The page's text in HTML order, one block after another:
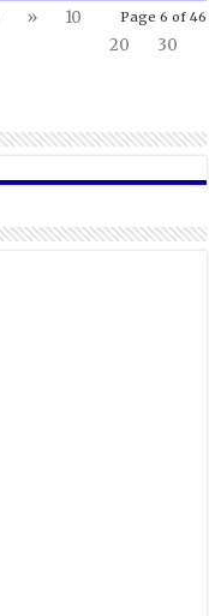
Page 6 of 46
»
10
20
30